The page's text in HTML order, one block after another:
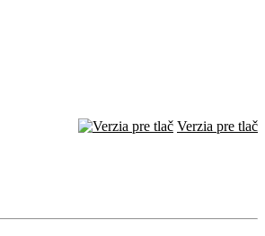
Verzia pre tlač